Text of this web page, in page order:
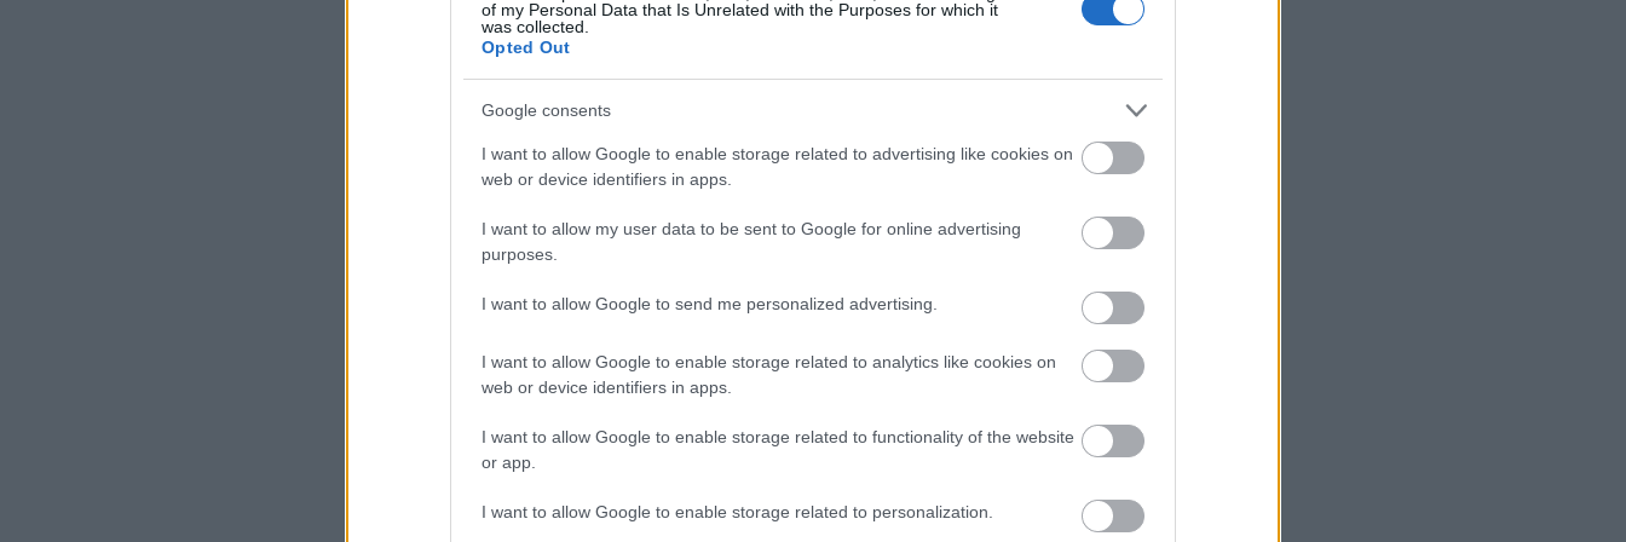
of my Personal Data that Is Unrelated with the Purposes for which it
was collected.
Opted Out
Google consents
I want to allow Google to enable storage related to advertising like cookies on
web or device identifiers in apps.
I want to allow my user data to be sent to Google for online advertising
purposes.
I want to allow Google to send me personalized advertising.
I want to allow Google to enable storage related to analytics like cookies on
web or device identifiers in apps.
I want to allow Google to enable storage related to functionality of the website
or app.
I want to allow Google to enable storage related to personalization.
Προς χαμηλό 10ετίας η παραγωγή
ζάχαρης στην Ευρώπη
Ελλάδα και Κύπρο
17:33
Ο Τραμπ επιβάλλει δασμούς 15% σε
βασικά υλικά τσιπ για να αντιμετωπίσει
H Ισπανία ζητά από την Ιταλία να θέσει
ΗΠΑ: Δικαστήριο διατάσσει την άρση
του «παγώματος» Τραμπ στα αιολικά
έργα
συμφωνία με Τουρκία και Πακιστάν δεν
συνδέεται με πυρηνικές φιλοδοξίες
Γεωργιάδης από Ρόδο: «Σε ενάμιση
χρόνο, το νοσοκομείο θα είναι